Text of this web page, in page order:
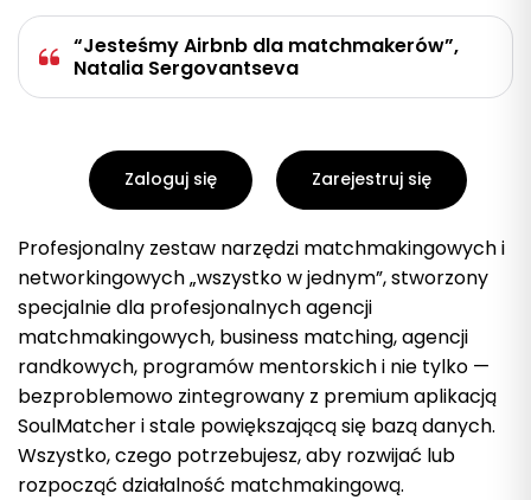
“Jesteśmy Airbnb dla matchmakerów”,
Natalia Sergovantseva
Zaloguj się Zarejestruj się
Profesjonalny zestaw narzędzi matchmakingowych i
networkingowych „wszystko w jednym”, stworzony
specjalnie dla profesjonalnych agencji
matchmakingowych, business matching, agencji
randkowych, programów mentorskich i nie tylko —
bezproblemowo zintegrowany z premium aplikacją
SoulMatcher i stale powiększającą się bazą danych.
Wszystko, czego potrzebujesz, aby rozwijać lub
rozpocząć działalność matchmakingową.